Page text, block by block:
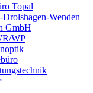
Topal
Wenden
GmbH
WP